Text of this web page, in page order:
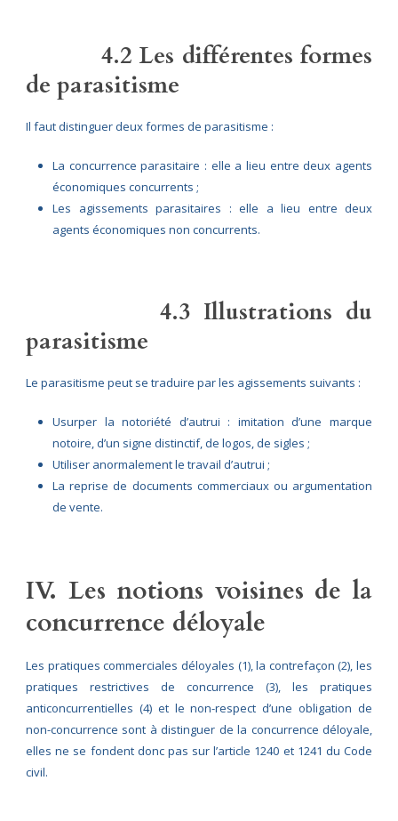
4.2 Les différentes formes
de parasitisme
Il faut distinguer deux formes de parasitisme :
La concurrence parasitaire : elle a lieu entre deux agents
économiques concurrents ;
Les agissements parasitaires : elle a lieu entre deux
agents économiques non concurrents.
4.3 Illustrations du
parasitisme
Le parasitisme peut se traduire par les agissements suivants :
Usurper la notoriété d’autrui : imitation d’une marque
notoire, d’un signe distinctif, de logos, de sigles ;
Utiliser anormalement le travail d’autrui ;
La reprise de documents commerciaux ou argumentation
de vente.
IV. Les notions voisines de la
concurrence déloyale
Les pratiques commerciales déloyales (1), la contrefaçon (2), les
pratiques restrictives de concurrence (3), les pratiques
anticoncurrentielles (4) et le non-respect d’une obligation de
non-concurrence sont à distinguer de la concurrence déloyale,
elles ne se fondent donc pas sur l’article 1240 et 1241 du Code
civil.